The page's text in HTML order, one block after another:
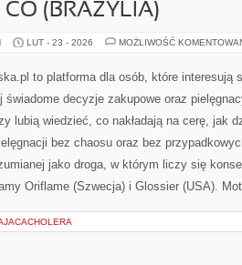
CO (BRAZYLIA)
LUT - 23 - 2026 MOŻLIWOŚĆ
to platforma dla osób, które interesują
świadome decyzje zakupowe oraz
lubią wiedzieć, co nakładają na cerę, jak
bez chaosu oraz bez
jako droga, w którym liczy się
Oriflame (Szwecja) i Glossier (USA).